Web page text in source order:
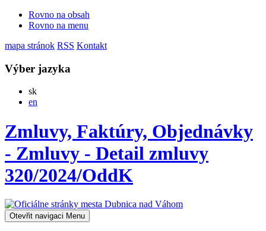
Rovno na obsah
Rovno na menu
mapa stránok RSS Kontakt
Výber jazyka
skSlovensky
en
Zmluvy, Faktúry, Objednávky
- Zmluvy - Detail zmluvy
320/2024/OddK
Otevřit navigaci Menu